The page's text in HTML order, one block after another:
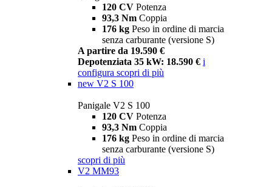
120 CV Potenza
93,3 Nm Coppia
176 kg Peso in ordine di marcia
senza carburante (versione S)
A partire da 19.590 €
Depotenziata 35 kW: 18.590 € i
configura scopri di più
new V2 S 100
Panigale V2 S 100
120 CV Potenza
93,3 Nm Coppia
176 kg Peso in ordine di marcia
senza carburante (versione S)
scopri di più
V2 MM93